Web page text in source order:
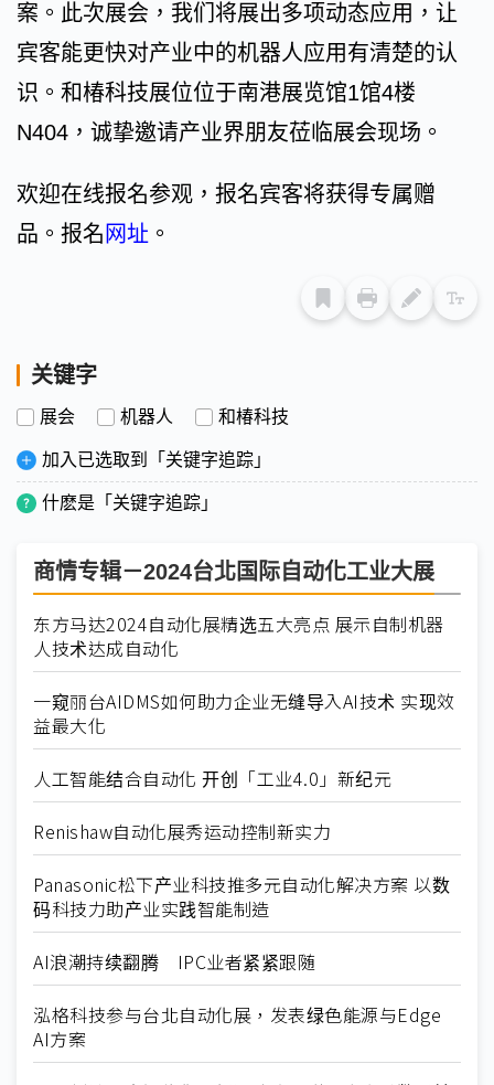
案。此次展会，我们将展出多项动态应用，让
宾客能更快对产业中的机器人应用有清楚的认
识。和椿科技展位位于南港展览馆1馆4楼
N404，诚挚邀请产业界朋友莅临展会现场。
欢迎在线报名参观，报名宾客将获得专属赠
品。报名 网址 。
关键字
展会 机器人 和椿科技
加入已选取到「关键字追踪」
什麽是「关键字追踪」
商情专辑－2024台北国际自动化工业大展
东方马达2024自动化展精选五大亮点 展示自制机器
人技术达成自动化
一窥丽台AIDMS如何助力企业无缝导入AI技术 实现效
益最大化
人工智能结合自动化 开创「工业4.0」新纪元
Renishaw自动化展秀运动控制新实力
Panasonic松下产业科技推多元自动化解决方案 以数
码科技力助产业实践智能制造
AI浪潮持续翻腾 IPC业者紧紧跟随
泓格科技参与台北自动化展，发表绿色能源与Edge
AI方案